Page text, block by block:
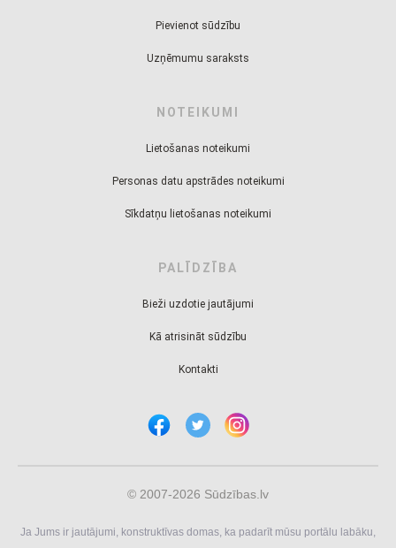
Pievienot sūdzību
Uzņēmumu saraksts
NOTEIKUMI
Lietošanas noteikumi
Personas datu apstrādes noteikumi
Sīkdatņu lietošanas noteikumi
PALĪDZĪBA
Bieži uzdotie jautājumi
Kā atrisināt sūdzību
Kontakti
© 2007-2026 Sūdzības.lv
Ja Jums ir jautājumi, konstruktīvas domas, ka padarīt mūsu portālu labāku,